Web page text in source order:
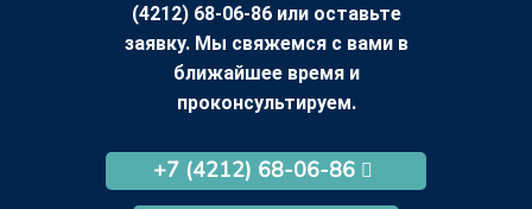
(4212) 68-06-86 или оставьте
заявку. Мы свяжемся с вами в
ближайшее время и
проконсультируем.
+7 (4212) 68-06-86